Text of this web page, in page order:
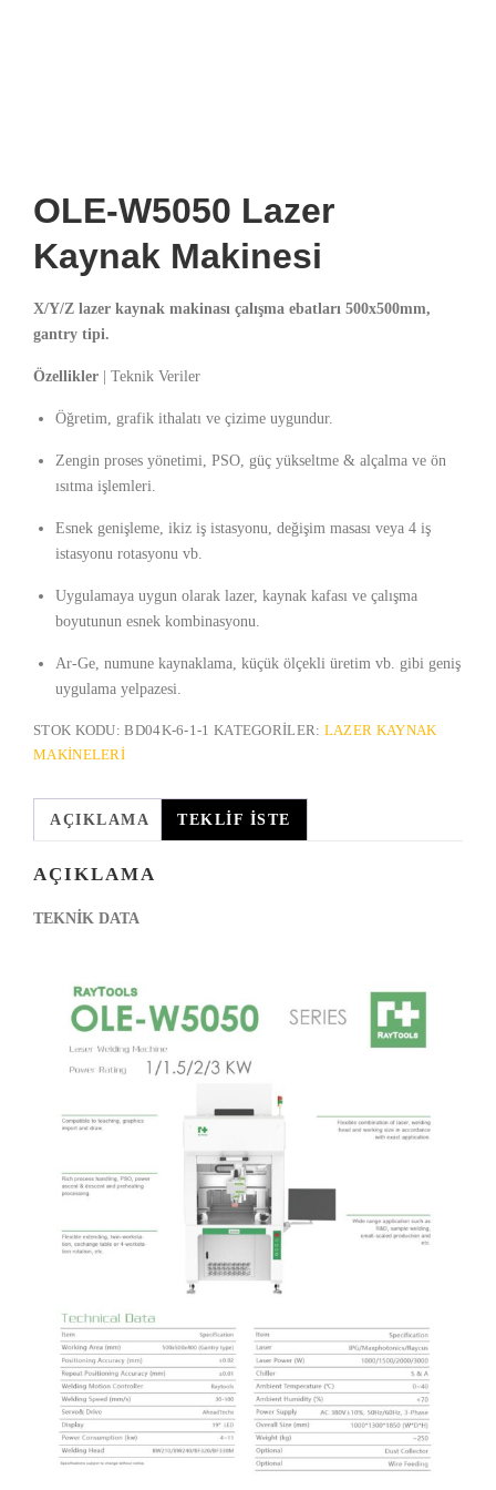
OLE-W5050 Lazer
Kaynak Makinesi
X/Y/Z lazer kaynak makinası çalışma ebatları 500x500mm,
gantry tipi.
Özellikler | Teknik Veriler
Öğretim, grafik ithalatı ve çizime uygundur.
Zengin proses yönetimi, PSO, güç yükseltme & alçalma ve ön
ısıtma işlemleri.
Esnek genişleme, ikiz iş istasyonu, değişim masası veya 4 iş
istasyonu rotasyonu vb.
Uygulamaya uygun olarak lazer, kaynak kafası ve çalışma
boyutunun esnek kombinasyonu.
Ar-Ge, numune kaynaklama, küçük ölçekli üretim vb. gibi geniş
uygulama yelpazesi.
STOK KODU:BD04K-6-1-1 KATEGORILER: LAZER KAYNAK
MAKINELERI
AÇIKLAMA TEKLIF İSTE
AÇIKLAMA
TEKNİK DATA